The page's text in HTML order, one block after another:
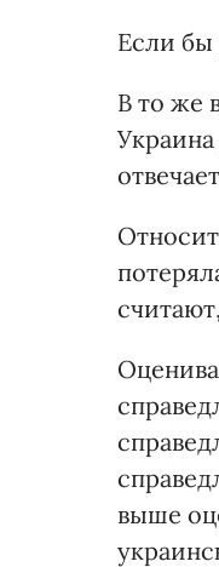
Если бы
В то же
выше